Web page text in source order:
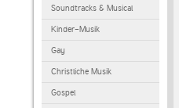
Soundtracks & Musical
Kinder-Musik
Gay
Christliche Musik
Gospel